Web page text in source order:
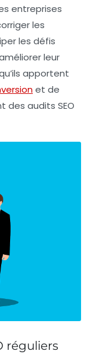
entreprises
les
les défis
leur
apportent
et de
des audits SEO
réguliers